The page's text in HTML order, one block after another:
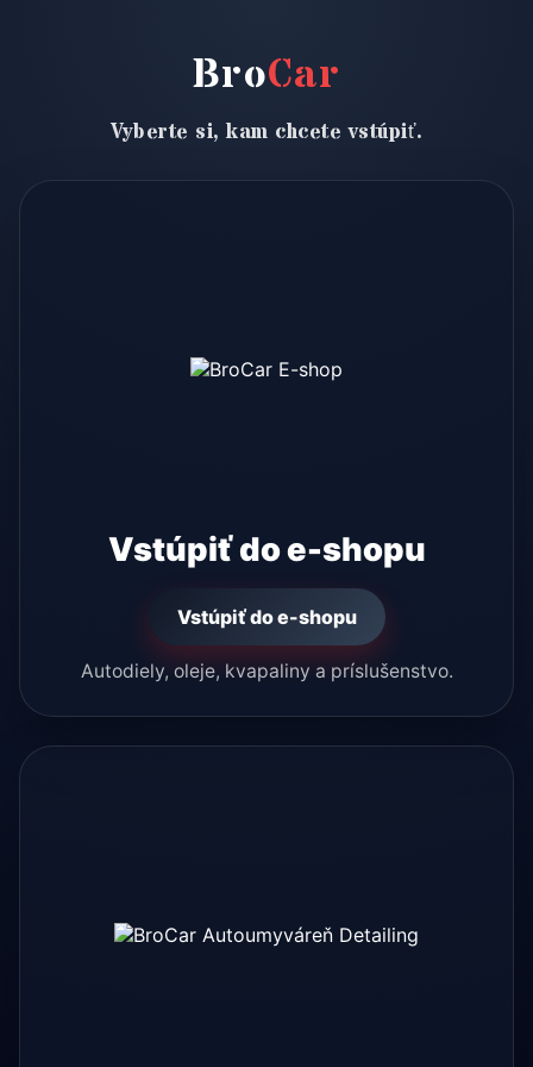
BroCar
Vyberte si, kam chcete vstúpiť.
Vstúpiť do e-shopu
Vstúpiť do e-shopu
Autodiely, oleje, kvapaliny a príslušenstvo.